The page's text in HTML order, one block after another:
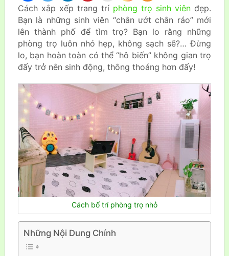
Cách xắp xếp trang trí phòng trọ sinh viên đẹp.
Bạn là những sinh viên “chân ướt chân ráo” mới
lên thành phố để tìm trọ? Bạn lo rằng những
phòng trọ luôn nhỏ hẹp, không sạch sẽ?… Đừng
lo, bạn hoàn toàn có thể “hô biến” không gian trọ
đấy trở nên sinh động, thông thoáng hơn đấy!
Cách bố trí phòng trọ nhỏ
Những Nội Dung Chính